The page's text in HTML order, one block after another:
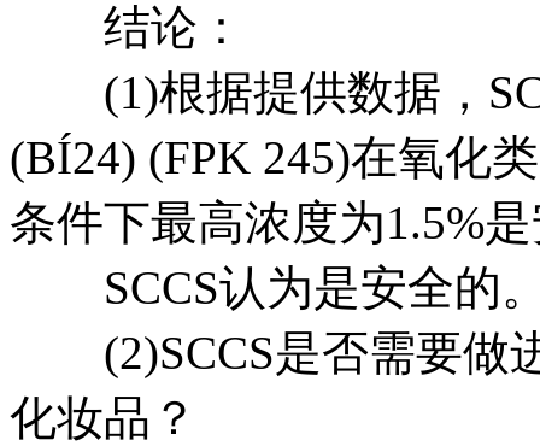
结论：
(1)根据提供数据，
(BÍ24) (FPK 245)在氧化
条件下最高浓度为1.5%
SCCS认为是安全的
(2)SCCS是否需要做
化妆品？